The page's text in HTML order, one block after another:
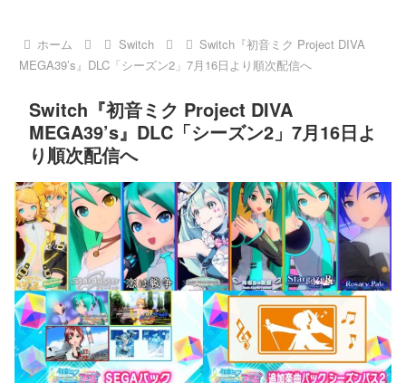
ホーム Switch
Switch『初音ミク Project DIVA
MEGA39’s』DLC「シーズン2」7月16日より順次配信へ
Switch『初音ミク Project DIVA
MEGA39’s』DLC「シーズン2」7月16日よ
り順次配信へ